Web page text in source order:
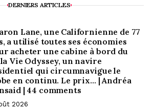
DERNIERS ARTICLES
Lane, une Californienne de 77
a utilisé toutes ses économies
acheter une cabine à bord du
Vie Odyssey, un navire
qui circumnavigue le
en continu. Le prix… | Andréa
| 44 comments
2026